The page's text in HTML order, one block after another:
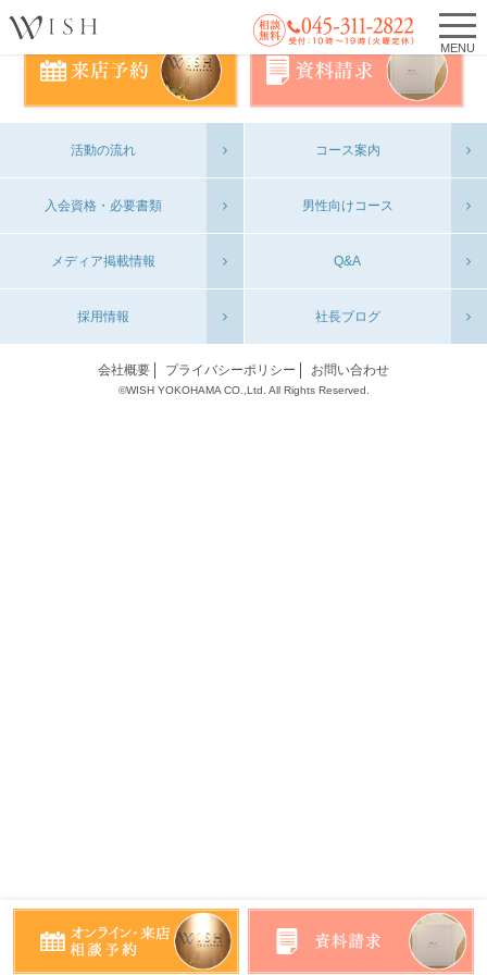
MENU
活動の流れ コース案内
入会資格・必要書類 男性向けコース
メディア掲載情報 Q&A
採用情報 社長ブログ
会社概要 プライバシーポリシー お問い合わせ
©WISH YOKOHAMA CO.,Ltd. All Rights Reserved.